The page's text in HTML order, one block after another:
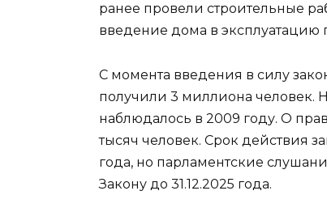
ранее провели строительные
введение дома в эксплуатацию
С момента введения в силу
получили 3 миллиона человек.
наблюдалось в 2009 году. О
тысяч человек. Срок действия
года, но парламентские
Закону до 31.12.2025 года.